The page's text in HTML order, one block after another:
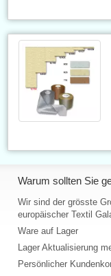
Warum sollten Sie
Wir sind der grösste
europäischer Textil
Ware auf Lager
Lager Aktualisierung
Persönlicher